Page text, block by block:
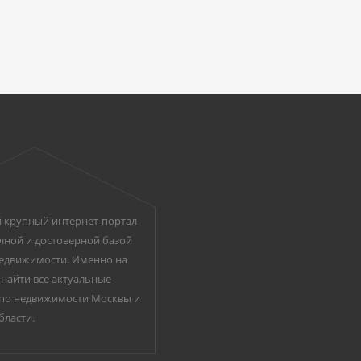
интернет-портал
и достоверной базой
Именно на
все актуальные
недвижимости Москвы и